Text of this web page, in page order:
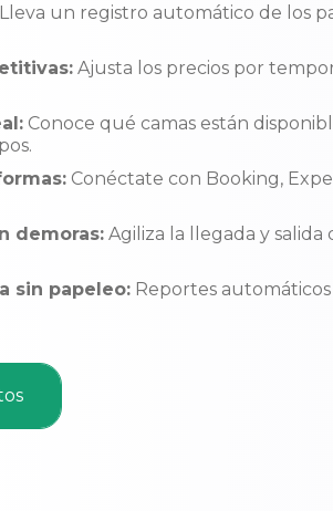
un registro automático de los
Ajusta los precios por
Conoce qué camas están
Conéctate con Booking,
demoras:Agiliza la llegada y salida
sin papeleo:Reportes automáticos